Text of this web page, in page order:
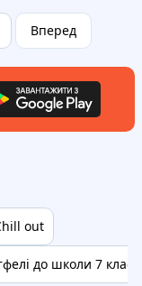
Вперед
out
до школи 7 клас